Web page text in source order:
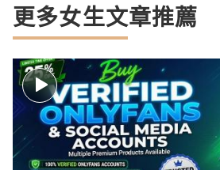
更多女生文章推薦